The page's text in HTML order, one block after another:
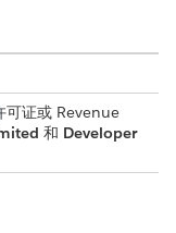
可证或 Revenue
和 Developer